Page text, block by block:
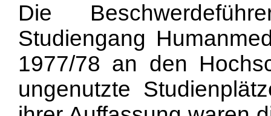
Die
Studiengang
1977/78 an den
ungenutzte